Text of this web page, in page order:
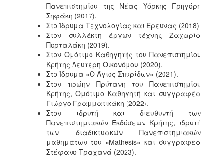
Πανεπιστημίου της Νέας Υόρκης Γρηγόρη
Σηφάκη (2017).
Στο Ίδρυμα Τεχνολογίας και Έρευνας (2018).
Στον συλλέκτη έργων τέχνης Ζαχαρία
Πορταλάκη (2019).
Στον Ομότιμο Καθηγητής του Πανεπιστημίου
Κρήτης Λευτέρη Οικονόμου (2020).
Στο Ίδρυμα «Ο Άγιος Σπυρίδων» (2021).
Στον πρώην Πρύτανη του Πανεπιστημίου
Κρήτης, Ομότιμο Καθηγητή και συγγραφέα
Γιώργο Γραμματικάκη (2022).
Στον ιδρυτή και διευθυντή των
Πανεπιστημιακών Εκδόσεων Κρήτης, ιδρυτή
των διαδικτυακών Πανεπιστημιακών
μαθημάτων του «Mathesis» και συγγραφέα
Στέφανο Τραχανά (2023).